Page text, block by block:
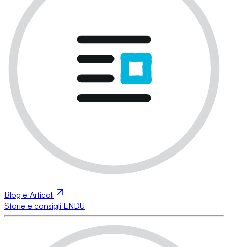
Blog e Articoli
Storie e consigli ENDU